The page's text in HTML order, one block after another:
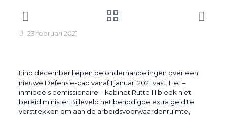
23 februari 2021
Eind december liepen de onderhandelingen over een
nieuwe Defensie-cao vanaf 1 januari 2021 vast. Het –
inmiddels demissionaire – kabinet Rutte III bleek niet
bereid minister Bijleveld het benodigde extra geld te
verstrekken om aan de arbeidsvoorwaardenruimte,